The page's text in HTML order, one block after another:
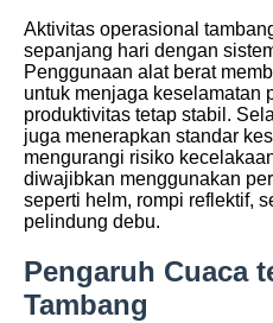
Aktivitas operasional
sepanjang hari dengan
Penggunaan alat berat
untuk menjaga keselamatan
produktivitas tetap stabil.
juga menerapkan standar
mengurangi risiko
diwajibkan menggunakan
seperti helm, rompi reflektif,
pelindung debu.
Pengaruh Cuaca
Tambang